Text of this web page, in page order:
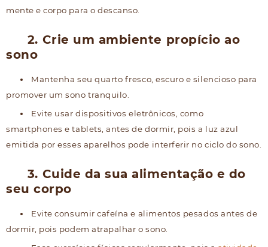
mente e corpo para o descanso.
2. Crie um ambiente propício ao
sono
Mantenha seu quarto fresco, escuro e silencioso para
promover um sono tranquilo.
Evite usar dispositivos eletrônicos, como
smartphones e tablets, antes de dormir, pois a luz azul
emitida por esses aparelhos pode interferir no ciclo do sono.
3. Cuide da sua alimentação e do
seu corpo
Evite consumir cafeína e alimentos pesados antes de
dormir, pois podem atrapalhar o sono.